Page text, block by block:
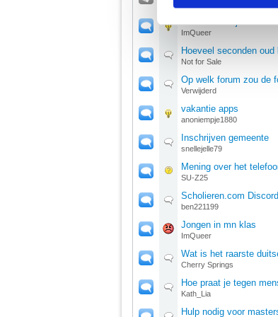
verstrekt of die ze
We werken samen
Hoe overleef je binnen
ImQueer
Hoeveel seconden oud
Not for Sale
Op welk forum zou de
Verwijderd
vakantie apps
anoniempje1880
Inschrijven gemeente
snellejelle79
Mening over het
SU-Z25
Scholieren.com
ben221199
Jongen in mn klas
ImQueer
Wat is het raarste
Cherry Springs
Hoe praat je tegen
Kath_Lia
Hulp nodig voor